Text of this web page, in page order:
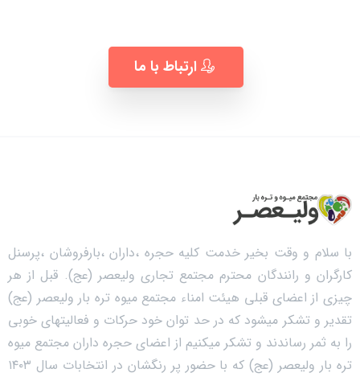
ارتباط با ما
با سلام و وقت بخیر خدمت کلیه حجره ،داران ،بارفروشان ،پرسنل
کارگران و رانندگان محترم مجتمع تجاری ولیعصر (عج). قبل از هر
چیزی از اعضای قبلی هیئت امناء مجتمع میوه تره بار ولیعصر (عج)
تقدیر و تشکر میشود که در حد توان خود حرکات و فعالیتهای خوبی
را به ثمر رساندند و تشکر میکنیم از اعضای حجره داران مجتمع میوه
تره بار ولیعصر (عج) که با حضور پر رنگشان در انتخابات سال ۱۴۰۳